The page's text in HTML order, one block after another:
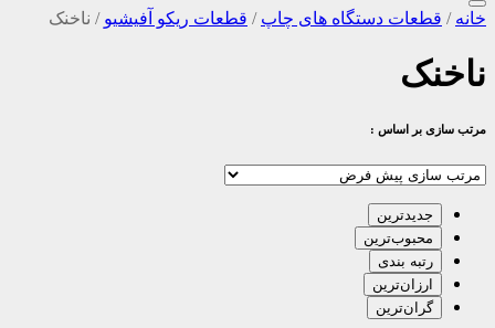
خانه / قطعات دستگاه های چاپ / قطعات ریکو آفیشیو / ناخنک
ناخنک
مرتب سازی بر اساس :
جدیدترین
محبوب‌ترین
رتبه بندی
ارزان‌ترین
گران‌ترین